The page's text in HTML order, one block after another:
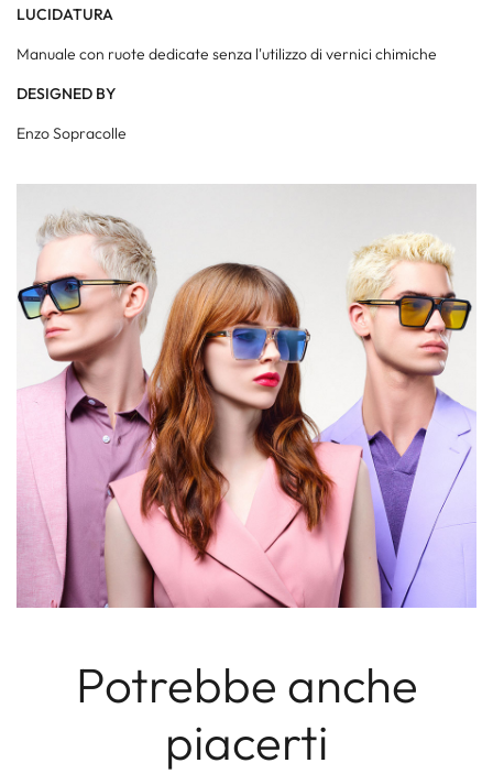
LUCIDATURA
Manuale con ruote dedicate senza l'utilizzo di vernici chimiche
DESIGNED BY
Enzo Sopracolle
Potrebbe anche
piacerti